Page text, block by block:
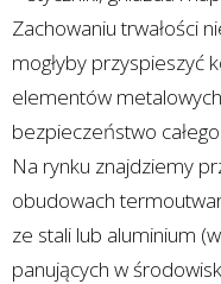
Zachowaniu trwałości
mogłyby przyspieszyć
elementów
bezpieczeństwo
Na rynku znajdziemy
obudowach
ze stali lub aluminium
panujących w